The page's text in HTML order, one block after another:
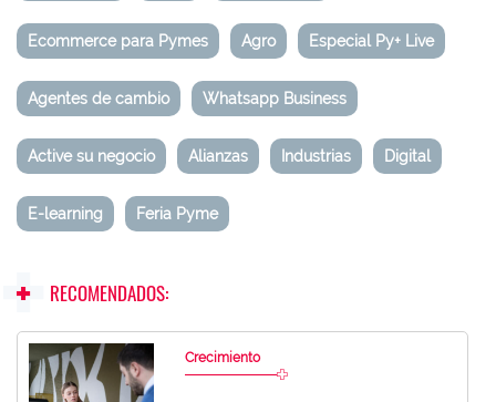
Ecommerce para Pymes Agro Especial Py+ Live
Agentes de cambio Whatsapp Business
Active su negocio Alianzas Industrias Digital
E-learning Feria Pyme
RECOMENDADOS:
Crecimiento